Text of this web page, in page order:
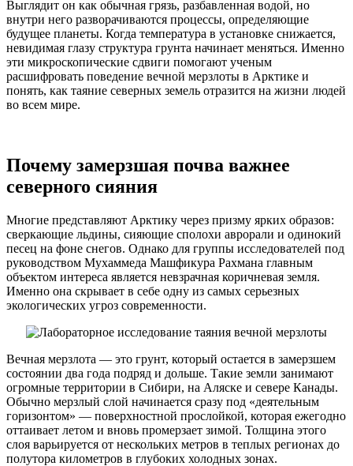
Выглядит он как обычная грязь, разбавленная водой, но
внутри него разворачиваются процессы, определяющие
будущее планеты. Когда температура в установке снижается,
невидимая глазу структура грунта начинает меняться. Именно
эти микроскопические сдвиги помогают ученым
расшифровать поведение вечной мерзлоты в Арктике и
понять, как таяние северных земель отразится на жизни людей
во всем мире.
Почему замерзшая почва важнее
северного сияния
Многие представляют Арктику через призму ярких образов:
сверкающие льдины, сияющие сполохи аврорали и одинокий
песец на фоне снегов. Однако для группы исследователей под
руководством Мухаммеда Машфикура Рахмана главным
объектом интереса является невзрачная коричневая земля.
Именно она скрывает в себе одну из самых серьезных
экологических угроз современности.
Вечная мерзлота — это грунт, который остается в замерзшем
состоянии два года подряд и дольше. Такие земли занимают
огромные территории в Сибири, на Аляске и севере Канады.
Обычно мерзлый слой начинается сразу под «деятельным
горизонтом» — поверхностной прослойкой, которая ежегодно
оттаивает летом и вновь промерзает зимой. Толщина этого
слоя варьируется от нескольких метров в теплых регионах до
полутора километров в глубоких холодных зонах.